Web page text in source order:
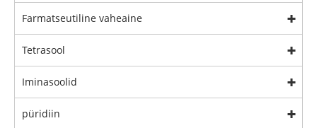
Farmatseutiline vaheaine
Tetrasool
Iminasoolid
püridiin